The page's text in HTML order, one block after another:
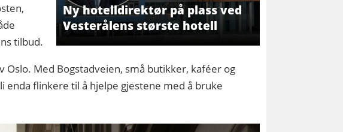
Ny hotelldirektør på plass ved
Vesterålens største hotell
tilbud.
Med Bogstadveien, små butikker, kaféer og
flinkere til å hjelpe gjestene med å bruke